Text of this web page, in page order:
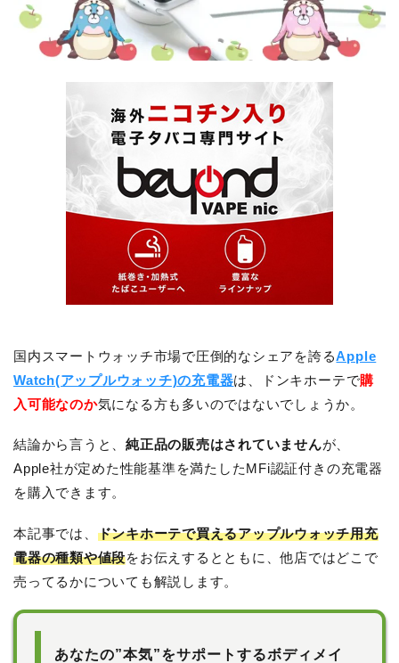
国内スマートウォッチ市場で圧倒的なシェアを誇るApple
Watch(アップルウォッチ)の充電器は、ドンキホーテで購
入可能なのか気になる方も多いのではないでしょうか。
結論から言うと、純正品の販売はされていませんが、
Apple社が定めた性能基準を満たしたMFi認証付きの充電器
を購入できます。
本記事では、 ドンキホーテで買えるアップルウォッチ用充
電器の種類や値段をお伝えするとともに、他店ではどこで
売ってるかについても解説します。
あなたの”本気”をサポートするボディメイ